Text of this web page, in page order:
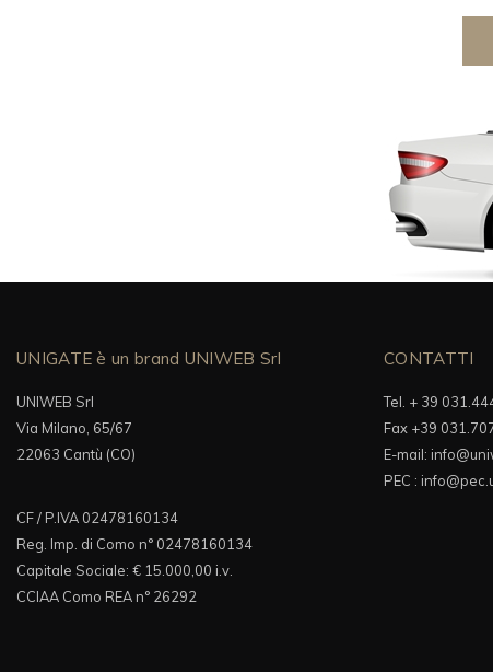
UNIGATE è un brand UNIWEB Srl
UNIWEB Srl
Via Milano, 65/67
22063 Cantù (CO)
CF / P.IVA 02478160134
Reg. Imp. di Como n° 02478160134
Capitale Sociale: € 15.000,00 i.v.
CCIAA Como REA n° 26292
CONTATTI
Tel. + 39
Fax +39
E-mail:
PEC :